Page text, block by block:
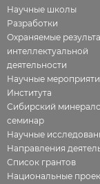
Научные школы
Разработки
Охраняемые
интеллектуальной
деятельности
Научные
Института
Сибирский
семинар
Научные
Направления
Список грантов
Национальные